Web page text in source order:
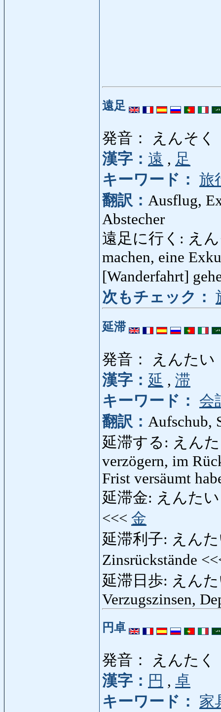
遠足
発音： えんそく
漢字： 遠 , 足
キーワード： 旅
翻訳： Ausflug,
Abstecher
遠足に行く: え
machen, eine
[Wanderfahrt]
次もチェック：
延滞
発音： えんたい
漢字： 延 , 滞
キーワード：
会
翻訳： Aufschub,
延滞する: えんた
verzögern, im
Frist versäumt
延滞金: えんたい
<<< 金
延滞利子: えん
Zinsrückstände
延滞日歩: えんた
Verzugszinsen,
円卓
発音： えんたく
漢字： 円 , 卓
キーワード：
家